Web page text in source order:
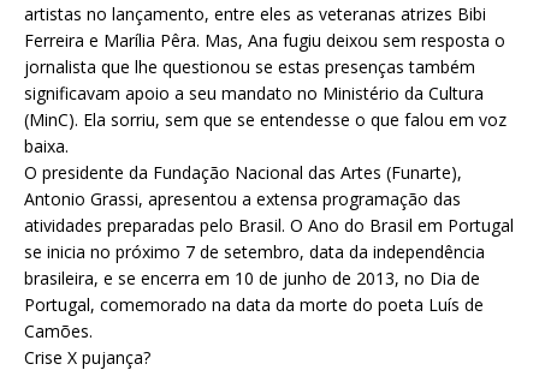
artistas no lançamento, entre eles as veteranas atrizes Bibi
Ferreira e Marília Pêra. Mas, Ana fugiu deixou sem resposta o
jornalista que lhe questionou se estas presenças também
significavam apoio a seu mandato no Ministério da Cultura
(MinC). Ela sorriu, sem que se entendesse o que falou em voz
baixa.
O presidente da Fundação Nacional das Artes (Funarte),
Antonio Grassi, apresentou a extensa programação das
atividades preparadas pelo Brasil. O Ano do Brasil em Portugal
se inicia no próximo 7 de setembro, data da independência
brasileira, e se encerra em 10 de junho de 2013, no Dia de
Portugal, comemorado na data da morte do poeta Luís de
Camões.
Crise X pujança?